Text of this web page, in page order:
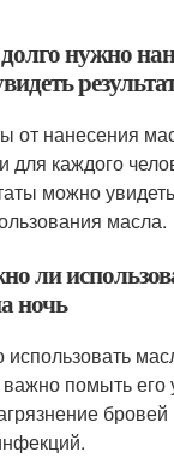
нужно
от нанесения
для каждого
можно
масла.
ли
ночь
помыть его